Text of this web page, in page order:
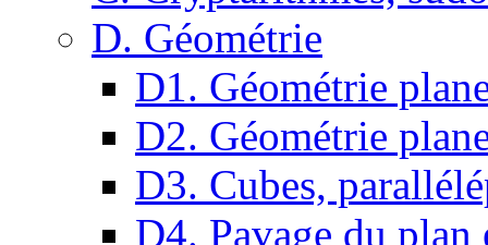
D. Géométrie
D1. Géométrie
D2. Géométrie
D3. Cubes,
D4. Pavage du plan